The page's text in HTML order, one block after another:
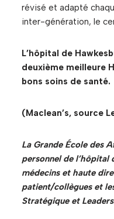
révisé et adapté
inter-génération, le
L’hôpital de
deuxième meilleure
bons soins de santé.
(Maclean’s, source
La Grande École des
personnel de
médecins et haute
patient/collègues et
Stratégique et